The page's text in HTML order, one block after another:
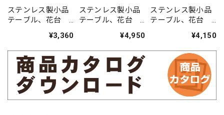
ステンレス製小品
テーブル、花台
¥3,360
ステンレス製小品
テーブル、花台
り 130ｘH135¥4,950
ステンレス製小品
テーブル、花台
り 105ｘH100¥4,150